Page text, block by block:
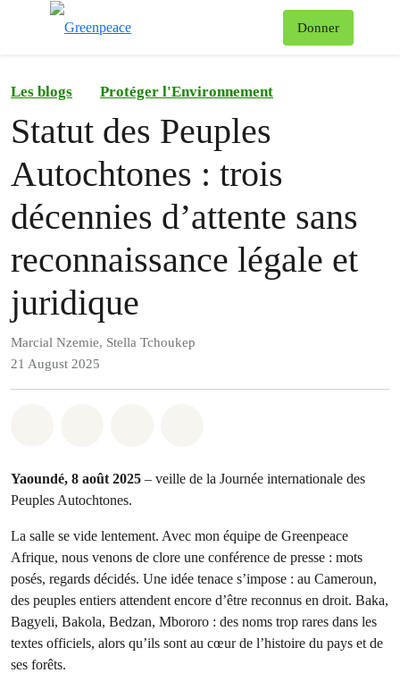
Donner
Les blogs Protéger l'Environnement
Statut des Peuples
Autochtones : trois
décennies d’attente sans
reconnaissance légale et
juridique
Marcial Nzemie, Stella Tchoukep
21 August 2025
Yaoundé, 8 août 2025 – veille de la Journée internationale des
Peuples Autochtones.
La salle se vide lentement. Avec mon équipe de Greenpeace
Afrique, nous venons de clore une conférence de presse : mots
posés, regards décidés. Une idée tenace s’impose : au Cameroun,
des peuples entiers attendent encore d’être reconnus en droit. Baka,
Bagyeli, Bakola, Bedzan, Mbororo : des noms trop rares dans les
textes officiels, alors qu’ils sont au cœur de l’histoire du pays et de
ses forêts.